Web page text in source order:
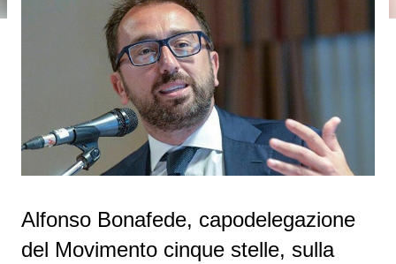
Alfonso Bonafede, capodelegazione
del Movimento cinque stelle, sulla